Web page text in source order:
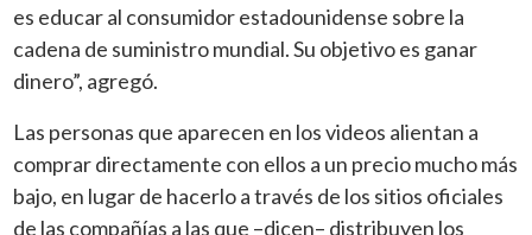
es educar al consumidor estadounidense sobre la
cadena de suministro mundial. Su objetivo es ganar
dinero”, agregó.
Las personas que aparecen en los videos alientan a
comprar directamente con ellos a un precio mucho más
bajo, en lugar de hacerlo a través de los sitios oficiales
de las compañías a las que –dicen– distribuyen los